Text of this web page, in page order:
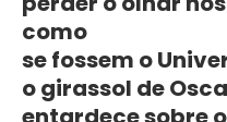
como
se fossem o
o girassol de